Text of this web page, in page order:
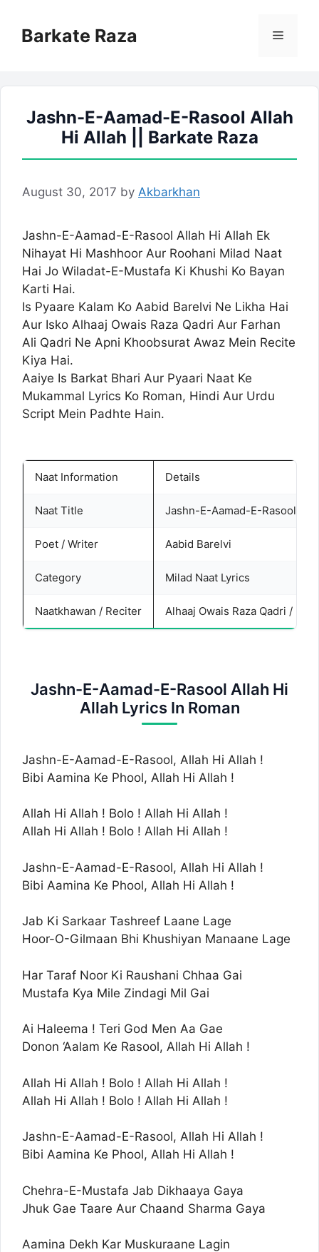
contentBarkate Raza Menu
Jashn-E-Aamad-E-Rasool Allah
Hi Allah || Barkate Raza
August 30, 2017 by Akbarkhan
Jashn-E-Aamad-E-Rasool Allah Hi Allah Ek
Nihayat Hi Mashhoor Aur Roohani Milad Naat
Hai Jo Wiladat-E-Mustafa Ki Khushi Ko Bayan
Karti Hai.
Is Pyaare Kalam Ko Aabid Barelvi Ne Likha Hai
Aur Isko Alhaaj Owais Raza Qadri Aur Farhan
Ali Qadri Ne Apni Khoobsurat Awaz Mein Recite
Kiya Hai.
Aaiye Is Barkat Bhari Aur Pyaari Naat Ke
Mukammal Lyrics Ko Roman, Hindi Aur Urdu
Script Mein Padhte Hain.
Naat Information Details
Naat Title Jashn-E-Aamad-E-Rasool
Poet / Writer Aabid Barelvi
Category Milad Naat Lyrics
Naatkhawan / Reciter Alhaaj Owais Raza Qadri /
Jashn-E-Aamad-E-Rasool Allah Hi
Allah Lyrics In Roman
Jashn-E-Aamad-E-Rasool, Allah Hi Allah !
Bibi Aamina Ke Phool, Allah Hi Allah !
Allah Hi Allah ! Bolo ! Allah Hi Allah !
Allah Hi Allah ! Bolo ! Allah Hi Allah !
Jashn-E-Aamad-E-Rasool, Allah Hi Allah !
Bibi Aamina Ke Phool, Allah Hi Allah !
Jab Ki Sarkaar Tashreef Laane Lage
Hoor-O-Gilmaan Bhi Khushiyan Manaane Lage
Har Taraf Noor Ki Raushani Chhaa Gai
Mustafa Kya Mile Zindagi Mil Gai
Ai Haleema ! Teri God Men Aa Gae
Donon ‘Aalam Ke Rasool, Allah Hi Allah !
Allah Hi Allah ! Bolo ! Allah Hi Allah !
Allah Hi Allah ! Bolo ! Allah Hi Allah !
Jashn-E-Aamad-E-Rasool, Allah Hi Allah !
Bibi Aamina Ke Phool, Allah Hi Allah !
Chehra-E-Mustafa Jab Dikhaaya Gaya
Jhuk Gae Taare Aur Chaand Sharma Gaya
Aamina Dekh Kar Muskuraane Lagin